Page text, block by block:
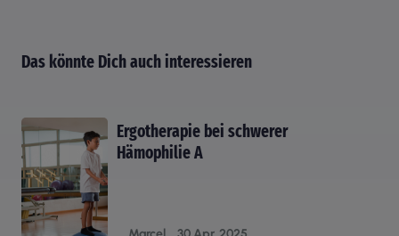
Das könnte Dich auch interessieren
Ergotherapie bei schwerer
Hämophilie A